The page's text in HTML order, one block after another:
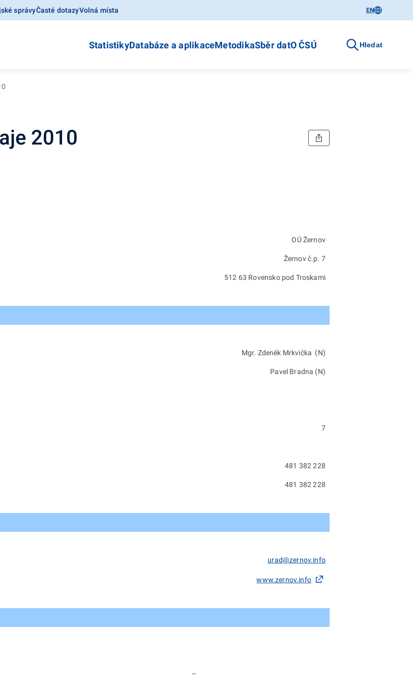
správyČasté dotazyVolná místa EN
StatistikyDatabáze a aplikaceMetodikaSběr datO ČSÚ Hledat
2010
OÚ Žernov
Žernov č.p. 7
512 63 Rovensko pod Troskami
Mgr. Zdeněk Mrkvička (N)
Pavel Bradna (N)
7
481 382 228
481 382 228
urad@zernov.info
www.zernov.info
–